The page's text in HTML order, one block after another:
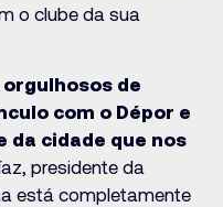
o clube da sua
de
com o Dépor e
da cidade que nos
presidente da
está completamente